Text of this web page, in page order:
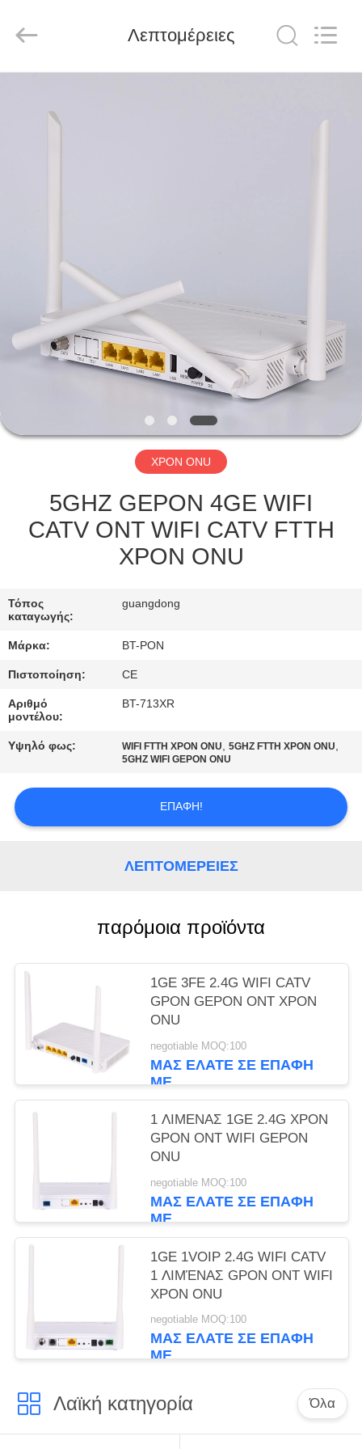
ΓΎΡΟΣ
ΕΡΓΟΣΤΑΣΊΩΝ
ΠΟΙΟΤΙΚΌΣ
ΈΛΕΓΧΟΣ
ΜΑΣ
ΕΛΆΤΕ
ΕΠΑΦΉ
ΜΕ
ΈΝΑ
ΑΠΌΣΠΑΣΜΑ
SITEMAP
POLICY
Ltd..
Λεπτομέρειες
XPON ONU
5GHZ GEPON 4GE WIFI
CATV ONT WIFI CATV FTTH
XPON ONU
Τόπος
καταγωγής:
guangdong
Μάρκα: BT-PON
Πιστοποίηση: CE
Αριθμό
μοντέλου:
BT-713XR
Υψηλό φως: WIFI FTTH XPON ONU,5GHZ FTTH XPON ONU,
5GHZ WIFI GEPON ONU
ΕΠΑΦΉ!
ΛΕΠΤΟΜΈΡΕΙΕΣ
παρόμοια προϊόντα
1GE 3FE 2.4G WIFI CATV
GPON GEPON ONT XPON
ONU
negotiable MOQ:100
ΜΑΣ ΕΛΆΤΕ ΣΕ ΕΠΑΦΉ
ΜΕ
1 ΛΙΜΕΝΑΣ 1GE 2.4G XPON
GPON ONT WIFI GEPON
ONU
negotiable MOQ:100
ΜΑΣ ΕΛΆΤΕ ΣΕ ΕΠΑΦΉ
ΜΕ
1GE 1VOIP 2.4G WIFI CATV
1 ΛΙΜΈΝΑΣ GPON ONT WIFI
XPON ONU
negotiable MOQ:100
ΜΑΣ ΕΛΆΤΕ ΣΕ ΕΠΑΦΉ
ΜΕ
Λαϊκή κατηγορία Όλα